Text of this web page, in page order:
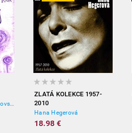
Koščová Katarína, Husovský Martin, Husovská Veronika
ZLATÁ KOLEKCE 1957-
2010
Hana Hegerová
18.98 €